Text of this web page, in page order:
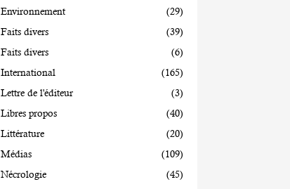
Environnement
(29)
Faits divers
(39)
Faits divers
(6)
International
(165)
Lettre de l'éditeur
(3)
Libres propos
(40)
Littérature
(20)
Médias
(109)
Nécrologie
(45)